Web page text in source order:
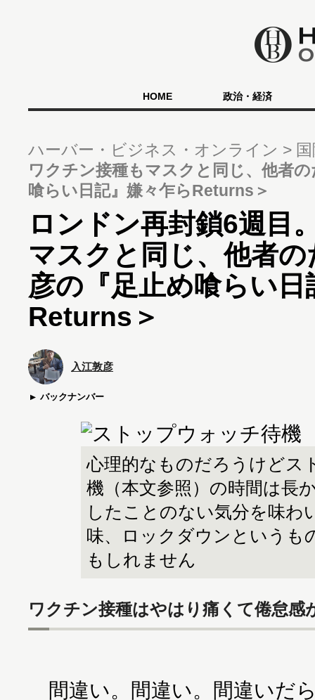
HOME 政治・経済
ハーバー・ビジネス・オンライン
ワクチン接種もマスクと同じ、他者
喰らい日記』嫌々乍らReturns＞
ロンドン再封鎖6週目
マスクと同じ、他者
彦の『足止め喰らい日
Returns＞
入江敦彦
バックナンバー
心理的なものだろうけどス
機（本文参照）の時間は長
したことのない気分を味わ
味、ロックダウンというも
もしれません
ワクチン接種はやはり痛くて倦怠感
間違い。間違い。間違いだ